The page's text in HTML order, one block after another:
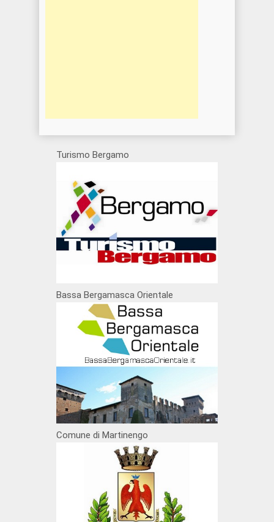
Turismo Bergamo
Bassa Bergamasca Orientale
Comune di Martinengo